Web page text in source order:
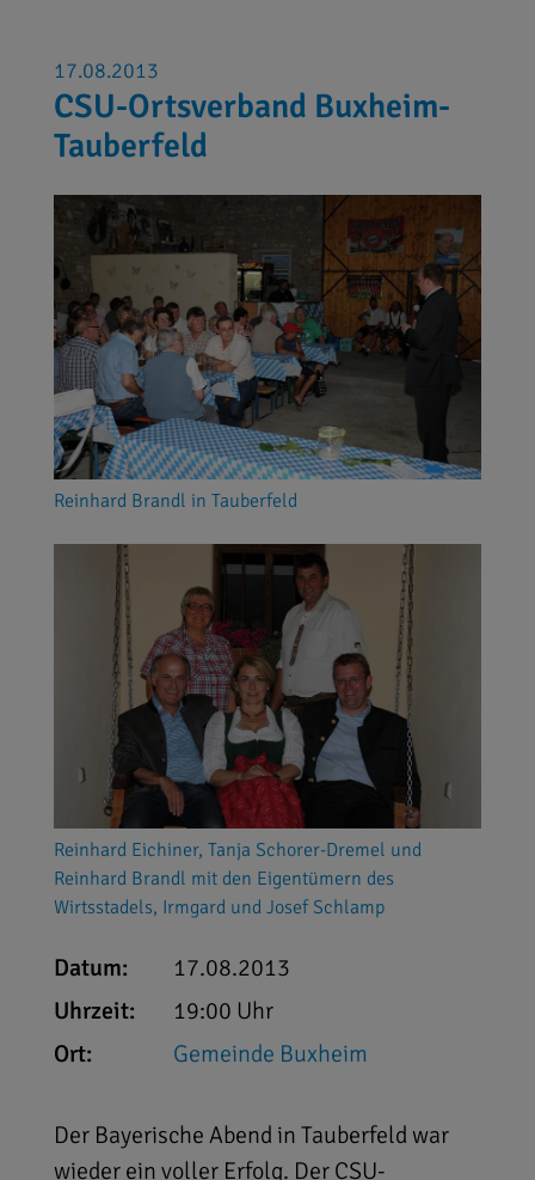
17.08.2013
CSU-Ortsverband Buxheim-
Tauberfeld
Reinhard Brandl in Tauberfeld
Reinhard Eichiner, Tanja Schorer-Dremel und
Reinhard Brandl mit den Eigentümern des
Wirtsstadels, Irmgard und Josef Schlamp
Datum:
17.08.2013
Uhrzeit:
19:00 Uhr
Ort:
Gemeinde Buxheim
Der Bayerische Abend in Tauberfeld war
wieder ein voller Erfolg. Der CSU-